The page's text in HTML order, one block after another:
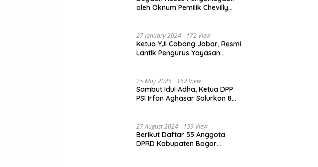
oleh Oknum Pemilik Chevilly
Berakhir Damai
27 January 2024 172 View
Ketua YJI Cabang Jabar, Resmi
Lantik Pengurus Yayasan
25 May 2026 162 View
Sambut Idul Adha, Ketua DPP
PSI Irfan Aghasar Salurkan 8
27 August 2024 159 View
Berikut Daftar 55 Anggota
DPRD Kabupaten Bogor